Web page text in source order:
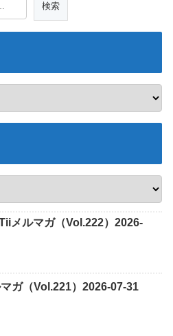
メルマガ（Vol.222）2026-
ガ（Vol.221）2026-07-31